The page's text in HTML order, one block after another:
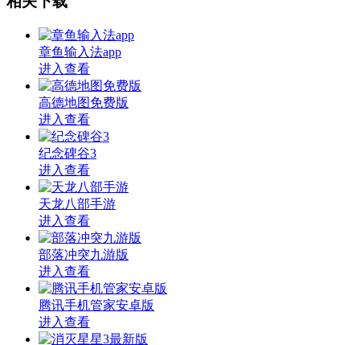
章鱼输入法app
进入查看
高德地图免费版
进入查看
纪念碑谷3
进入查看
天龙八部手游
进入查看
部落冲突九游版
进入查看
腾讯手机管家安卓版
进入查看